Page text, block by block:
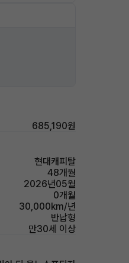
685,190원
현대캐피탈
48개월
2026년05월
0개월
30,000km/년
반납형
만30세 이상